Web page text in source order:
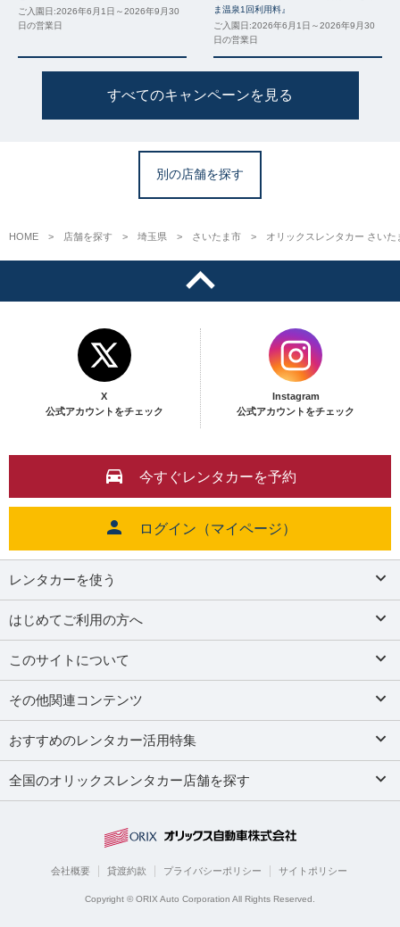
ご入園日:2026年6月1日～2026年9月30
日の営業日
ま温泉1回利用料』
ご入園日:2026年6月1日～2026年9月30
日の営業日
すべてのキャンペーンを見る
別の店舗を探す
HOME 店舗を探す 埼玉県 さいたま市 オリックスレンタカー さいた
X
公式アカウントをチェック
Instagram
公式アカウントをチェック
今すぐレンタカーを予約
ログイン（マイページ）
レンタカーを使う
はじめてご利用の方へ
このサイトについて
その他関連コンテンツ
おすすめのレンタカー活用特集
全国のオリックスレンタカー店舗を探す
会社概要 貸渡約款 プライバシーポリシー サイトポリシー
Copyright © ORIX Auto Corporation All Rights Reserved.